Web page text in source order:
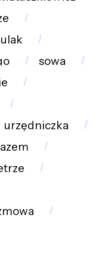
sowa
urzędniczka